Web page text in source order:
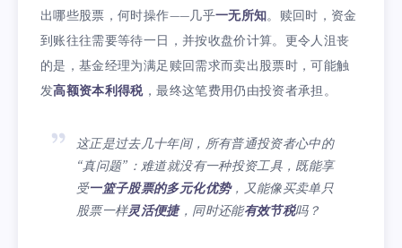
出哪些股票，何时操作——几乎一无所知。赎回时，资金
到账往往需要等待一日，并按收盘价计算。更令人沮丧
的是，基金经理为满足赎回需求而卖出股票时，可能触
发高额资本利得税，最终这笔费用仍由投资者承担。
这正是过去几十年间，所有普通投资者心中的
“真问题”：难道就没有一种投资工具，既能享
受一篮子股票的多元化优势，又能像买卖单只
股票一样灵活便捷，同时还能有效节税吗？